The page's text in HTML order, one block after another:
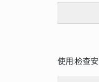
使用:检查